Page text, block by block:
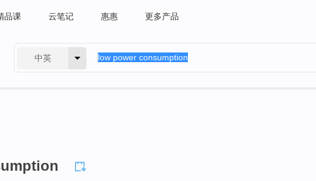
品课 云笔记 惠惠 更多产品
中英